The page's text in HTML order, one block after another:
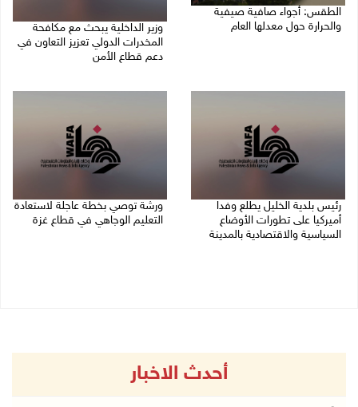
الطقس: أجواء صافية صيفية
والحرارة حول معدلها العام
وزير الداخلية يبحث مع مكافحة
المخدرات الدولي تعزيز التعاون في
دعم قطاع الأمن
رئيس بلدية الخليل يطلع وفدا
أميركيا على تطورات الأوضاع
السياسية والاقتصادية بالمدينة
ورشة توصي بخطة عاجلة لاستعادة
التعليم الوجاهي في قطاع غزة
أحدث الاخبار